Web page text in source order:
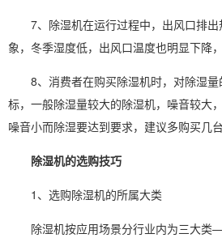
7、除湿机在运行过程中，出风口排出
象，冬季湿度低，出风口温度也明显下降
8、消费者在购买除湿机时，对除湿
标，一般除湿量较大的除湿机，噪音较大
噪音小而除湿要达到要求，建议多购买几
除湿机的选购技巧
1、 选购除湿机的所属大类
除湿机按应用场景分行业内为三大类